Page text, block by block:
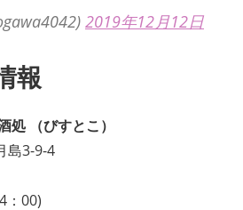
2019年12月12日
報
処 （びすとこ）
島3-9-4
：00)